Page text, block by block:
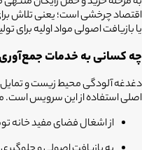
اقتصاد چرخشی است؛ یعنی تلاش
یا بازیافت اصولی مواد اولیه برای
چه کسانی به خدمات جمع‌آوری
دغدغه آلودگی محیط زیست و
اصلی استفاده از این سرویس است.
از اشغال فضای مفید خانه